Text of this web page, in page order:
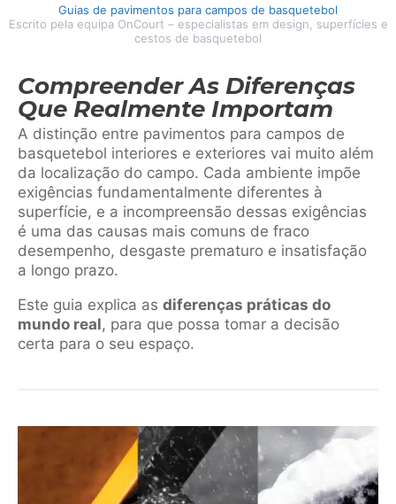
Guias de pavimentos para campos de basquetebol
Escrito pela equipa OnCourt – especialistas em design, superfícies e
cestos de basquetebol
Compreender As Diferenças
Que Realmente Importam
A distinção entre pavimentos para campos de
basquetebol interiores e exteriores vai muito além
da localização do campo. Cada ambiente impõe
exigências fundamentalmente diferentes à
superfície, e a incompreensão dessas exigências
é uma das causas mais comuns de fraco
desempenho, desgaste prematuro e insatisfação
a longo prazo.
Este guia explica as diferenças práticas do
mundo real, para que possa tomar a decisão
certa para o seu espaço.